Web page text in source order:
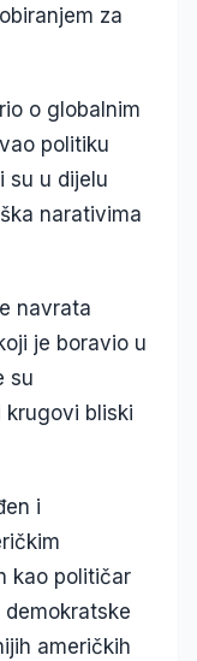
za
o globalnim
politiku
su u dijelu
narativima
navrata
je boravio u
su
bliski
i
kao političar
demokratske
američkih